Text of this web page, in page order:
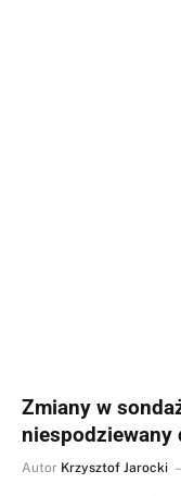
Zmiany w
niespodziewany
Autor Krzysztof Jarocki